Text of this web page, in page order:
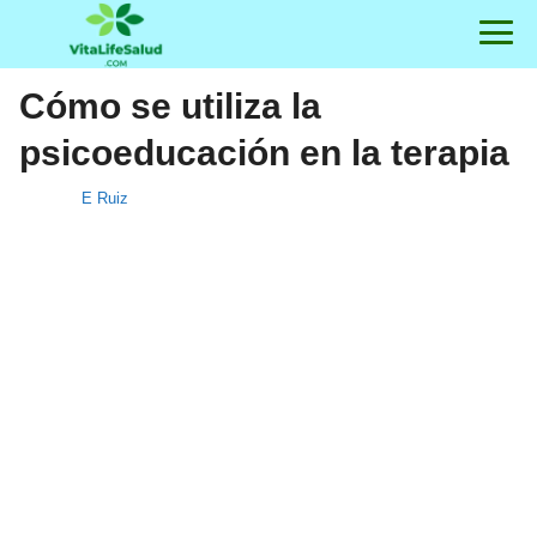
Cómo se utiliza la
psicoeducación en la terapia
E Ruiz